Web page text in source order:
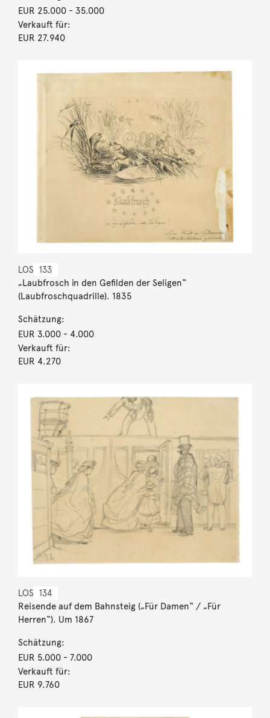
EUR 25.000- 35.000
Verkauft für:
EUR 27.940
LOS 133
„Laubfrosch in den Gefilden der Seligen“
(Laubfroschquadrille). 1835
Schätzung:
EUR 3.000- 4.000
Verkauft für:
EUR 4.270
LOS 134
Reisende auf dem Bahnsteig („Für Damen“ / „Für
Herren“). Um 1867
Schätzung:
EUR 5.000- 7.000
Verkauft für:
EUR 9.760